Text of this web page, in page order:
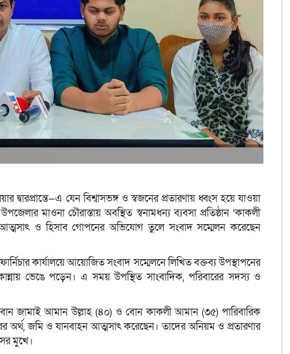
যেন বিশ্বাসভঙ্গ ও স্বজনের প্রতারণায় ধ্বংস হয়ে যাওয়া
মাওনা চৌরাস্তায় অবস্থিত স্বনামধন্য ব্যবসা প্রতিষ্ঠান ‘কাকলী
আত্মসাৎ ও হিসাব গোপনের অভিযোগ তুলে সংবাদ সম্মেলন করেছেন
কার্যালয়ে আয়োজিত সংবাদ সম্মেলনে লিখিত বক্তব্য উপস্থাপনের
ভেঙে পড়েন। এ সময় উপস্থিত সাংবাদিক, পরিবারের সদস্য ও
জামাই আমান উল্লাহ (৪০) ও বোন কাকলী আমান (৩৫) পারিবারিক
অর্থ, জমি ও যানবাহন আত্মসাৎ করেছেন। তাদের অনিয়ম ও প্রতারণার
মুখে।